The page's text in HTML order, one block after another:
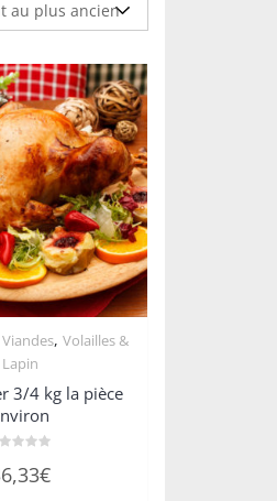
Viandes, Volailles &
Lapin
3/4 kg la pièce
€